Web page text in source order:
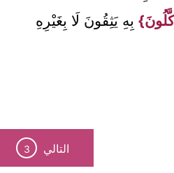
بِهِ يَثِقُونَ لَا بِغَيْرِهِ
التالي 3